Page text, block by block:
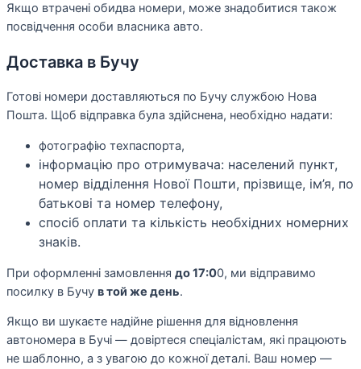
Якщо втрачені обидва номери, може знадобитися також
посвідчення особи власника авто.
Доставка в Бучу
Готові номери доставляються по Бучу службою Нова
Пошта. Щоб відправка була здійснена, необхідно надати:
фотографію техпаспорта,
інформацію про отримувача: населений пункт,
номер відділення Нової Пошти, прізвище, ім’я, по
батькові та номер телефону,
спосіб оплати та кількість необхідних номерних
знаків.
При оформленні замовлення до 17:00, ми відправимо
посилку в Бучу в той же день.
Якщо ви шукаєте надійне рішення для відновлення
автономера в Бучі — довіртеся спеціалістам, які працюють
не шаблонно, а з увагою до кожної деталі. Ваш номер —